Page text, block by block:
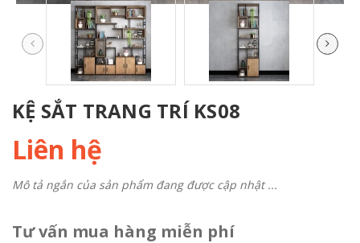
KỆ SẮT TRANG TRÍ KS08
Liên hệ
Mô tả ngắn của sản phẩm đang được cập nhật ...
Tư vấn mua hàng miễn phí